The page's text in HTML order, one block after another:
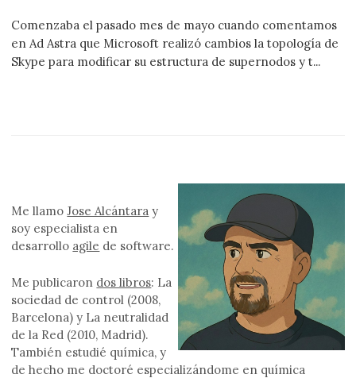
Comenzaba el pasado mes de mayo cuando comentamos
en Ad Astra que Microsoft realizó cambios la topología de
Skype para modificar su estructura de supernodos y t...
Me llamoJose Alcántara y
soy especialista en
desarrollo agile de software.
Me publicaron dos libros: La
sociedad de control (2008,
Barcelona) y La neutralidad
de la Red (2010, Madrid).
También estudié química, y
de hecho me doctoré especializándome en química